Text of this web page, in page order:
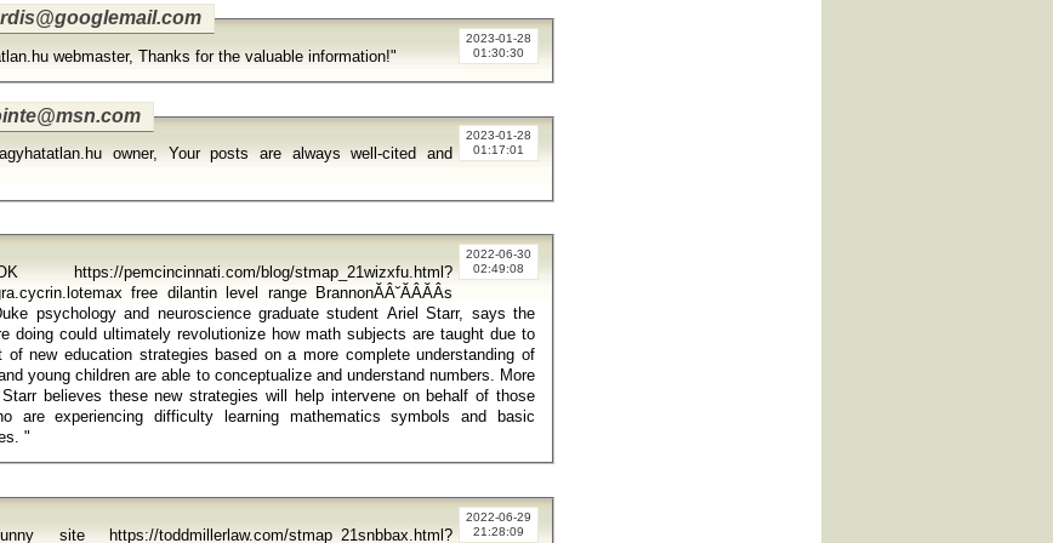
2023-01-28
01:30:30
webmaster, Thanks for the valuable information!"
2023-01-28
01:17:01
owner, Your posts are always well-cited and
2022-06-30
02:49:08
pemcincinnati.com/blog/stmap_21wizxfu.html?
free dilantin level range BrannonĂÂ˘ĂÂĂÂs
psychology and neuroscience graduate student Ariel Starr, says the
doing could ultimately revolutionize how math subjects are taught due to
of new education strategies based on a more complete understanding of
young children are able to conceptualize and understand numbers. More
believes these new strategies will help intervene on behalf of those
are experiencing difficulty learning mathematics symbols and basic
methodologies. "
2022-06-29
21:28:09
site https://toddmillerlaw.com/stmap_21snbbax.html?